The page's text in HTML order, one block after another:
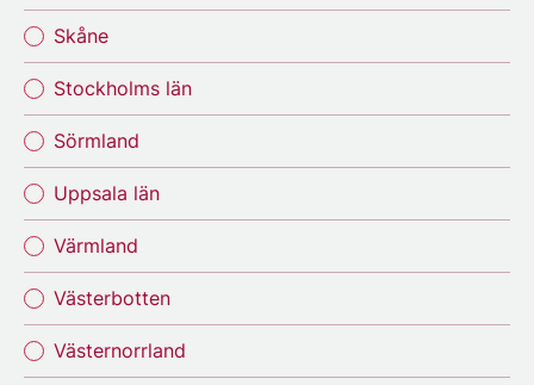
Skåne
Stockholms län
Sörmland
Uppsala län
Värmland
Västerbotten
Västernorrland